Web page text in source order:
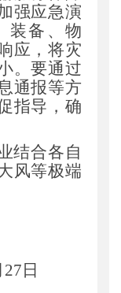
强应急演
装备、物
应 ，将灾
。要通过
通报等方
指导 ，确
结合各自
风等极端
日